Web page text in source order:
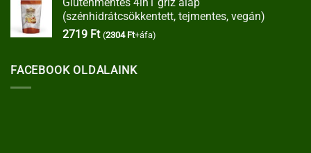
Gluténmentes 4in1 gríz alap
(szénhidrátcsökkentett, tejmentes, vegán)
2719 Ft (2304 Ft+áfa)
FACEBOOK OLDALAINK